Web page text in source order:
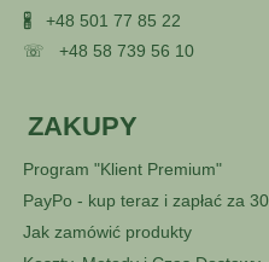
🖁 +48 501 77 85 22
☏ +48 58 739 56 10
ZAKUPY
Program "Klient Premium"
PayPo - kup teraz i zapłać za
Jak zamówić produkty